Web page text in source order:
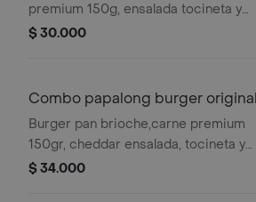
premium 150g, ensalada tocineta y
queso cheddar. salsas mayo y nacho
$ 30.000
Combo papalong burger original
Burger pan brioche,carne premium
150gr, cheddar ensalada, tocineta y
cebolla frita tostada. salsa maíz dulce,
$ 34.000